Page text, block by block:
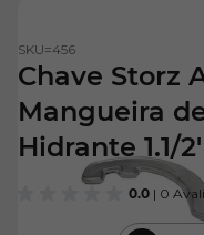
0.0 | 0
SKU=456
Chave Storz
Mangueira
Hidrante 1.1/